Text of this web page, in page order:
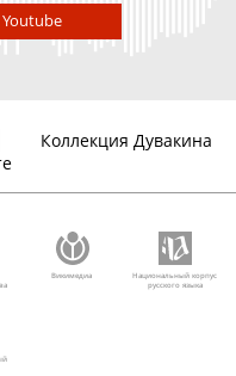
Коллекция Дувакина
Викимедиа
Национальный корпус
русского языка